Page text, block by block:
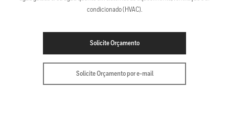
condicionado (HVAC).
Solicite Orçamento
Solicite Orçamento por e-mail